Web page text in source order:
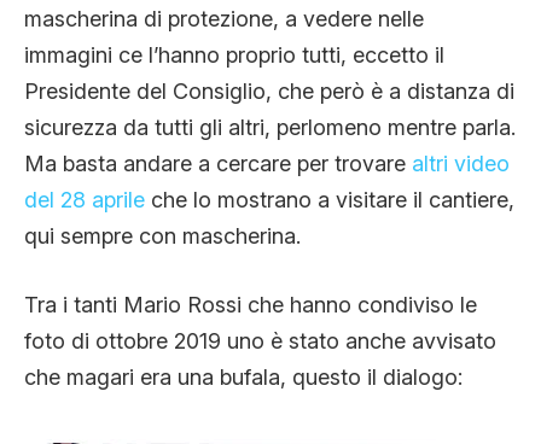
mascherina di protezione, a vedere nelle
immagini ce l’hanno proprio tutti, eccetto il
Presidente del Consiglio, che però è a distanza di
sicurezza da tutti gli altri, perlomeno mentre parla.
Ma basta andare a cercare per trovare altri video
del 28 aprile che lo mostrano a visitare il cantiere,
qui sempre con mascherina.
Tra i tanti Mario Rossi che hanno condiviso le
foto di ottobre 2019 uno è stato anche avvisato
che magari era una bufala, questo il dialogo: